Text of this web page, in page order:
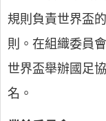
規則負責世界盃
則。在組織委員
世界盃舉辦國足
名。